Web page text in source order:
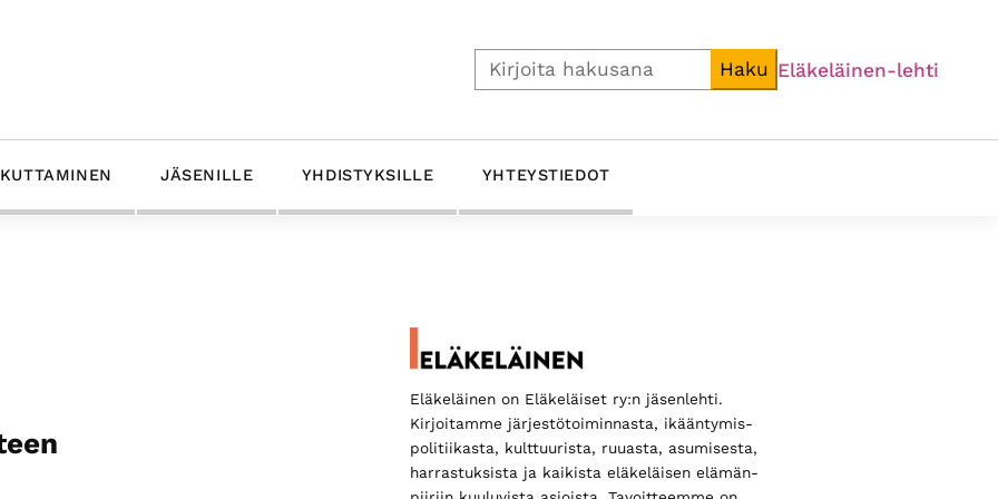
Etsi Haku Eläkeläinen-lehti
JÄSENILLE YHDISTYKSILLE YHTEYSTIEDOT
Ensisijainen
sivupalkki
Eläkeläinen on Eläkeläiset ry:n jäsenlehti.
Kirjoitamme järjestö­toiminnasta, ikääntymis­
politiikasta, kulttuurista, ruuasta, asumisesta,
harrastuksista ja kaikista eläkeläisen elämän­